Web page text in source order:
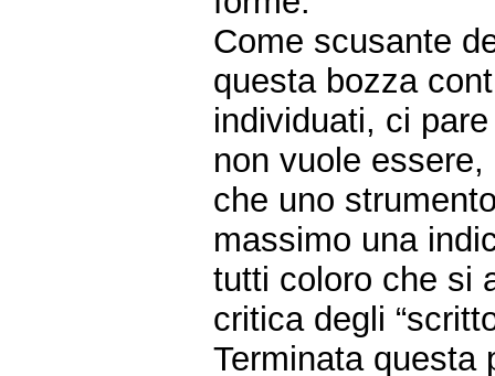
Come scusante
questa bozza
individuati, ci
non vuole
che uno
massimo una
tutti coloro che si
critica degli
Terminata questa